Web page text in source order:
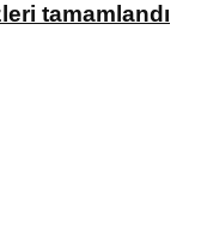
tamamlandı